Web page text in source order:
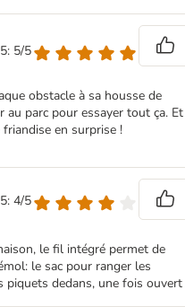
5/5
obstacle à sa housse de
au parc pour essayer tout ça. Et
en surprise !
4/5
le fil intégré permet de
le sac pour ranger les
piquets dedans, une fois ouvert